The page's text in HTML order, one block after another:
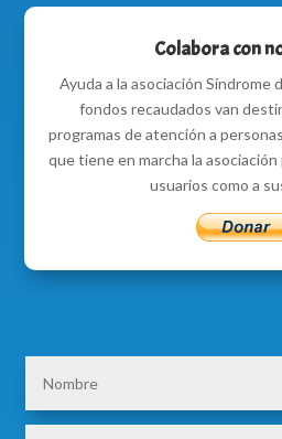
Colabora con
Ayuda a la asociación Síndrome
fondos recaudados van
programas de atención a
que tiene en marcha la
usuarios como a